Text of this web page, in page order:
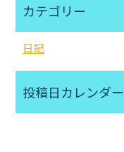
カテゴリー
日記
投稿日カレンダー